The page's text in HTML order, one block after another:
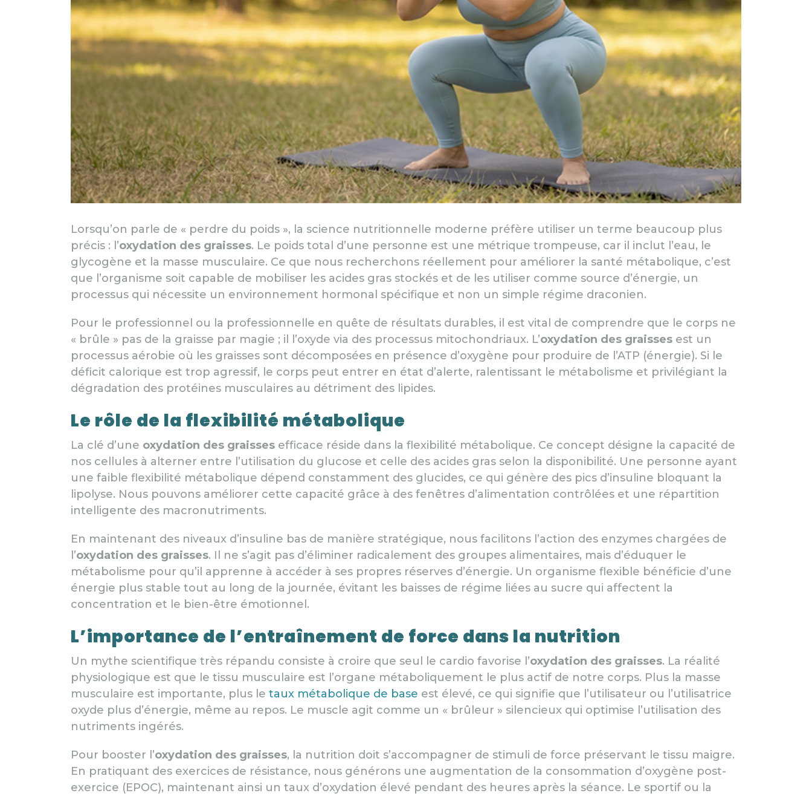
Lorsqu’on parle de « perdre du poids », la science nutritionnelle moderne préfère utiliser un terme beaucoup plus
précis : l’oxydation des graisses. Le poids total d’une personne est une métrique trompeuse, car il inclut l’eau, le
glycogène et la masse musculaire. Ce que nous recherchons réellement pour améliorer la santé métabolique, c’est
que l’organisme soit capable de mobiliser les acides gras stockés et de les utiliser comme source d’énergie, un
processus qui nécessite un environnement hormonal spécifique et non un simple régime draconien.
Pour le professionnel ou la professionnelle en quête de résultats durables, il est vital de comprendre que le corps ne
« brûle » pas de la graisse par magie ; il l’oxyde via des processus mitochondriaux. L’oxydation des graisses est un
processus aérobie où les graisses sont décomposées en présence d’oxygène pour produire de l’ATP (énergie). Si le
déficit calorique est trop agressif, le corps peut entrer en état d’alerte, ralentissant le métabolisme et privilégiant la
dégradation des protéines musculaires au détriment des lipides.
Le rôle de la flexibilité métabolique
La clé d’une oxydation des graisses efficace réside dans la flexibilité métabolique. Ce concept désigne la capacité de
nos cellules à alterner entre l’utilisation du glucose et celle des acides gras selon la disponibilité. Une personne ayant
une faible flexibilité métabolique dépend constamment des glucides, ce qui génère des pics d’insuline bloquant la
lipolyse. Nous pouvons améliorer cette capacité grâce à des fenêtres d’alimentation contrôlées et une répartition
intelligente des macronutriments.
En maintenant des niveaux d’insuline bas de manière stratégique, nous facilitons l’action des enzymes chargées de
l’oxydation des graisses. Il ne s’agit pas d’éliminer radicalement des groupes alimentaires, mais d’éduquer le
métabolisme pour qu’il apprenne à accéder à ses propres réserves d’énergie. Un organisme flexible bénéficie d’une
énergie plus stable tout au long de la journée, évitant les baisses de régime liées au sucre qui affectent la
concentration et le bien-être émotionnel.
L’importance de l’entraînement de force dans la nutrition
Un mythe scientifique très répandu consiste à croire que seul le cardio favorise l’oxydation des graisses. La réalité
physiologique est que le tissu musculaire est l’organe métaboliquement le plus actif de notre corps. Plus la masse
musculaire est importante, plus le taux métabolique de base est élevé, ce qui signifie que l’utilisateur ou l’utilisatrice
oxyde plus d’énergie, même au repos. Le muscle agit comme un « brûleur » silencieux qui optimise l’utilisation des
nutriments ingérés.
Pour booster l’oxydation des graisses, la nutrition doit s’accompagner de stimuli de force préservant le tissu maigre.
En pratiquant des exercices de résistance, nous générons une augmentation de la consommation d’oxygène post-
exercice (EPOC), maintenant ainsi un taux d’oxydation élevé pendant des heures après la séance. Le sportif ou la